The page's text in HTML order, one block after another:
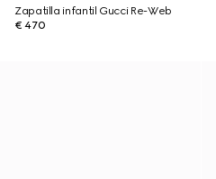
Zapatilla infantil Gucci Re-Web
€ 470